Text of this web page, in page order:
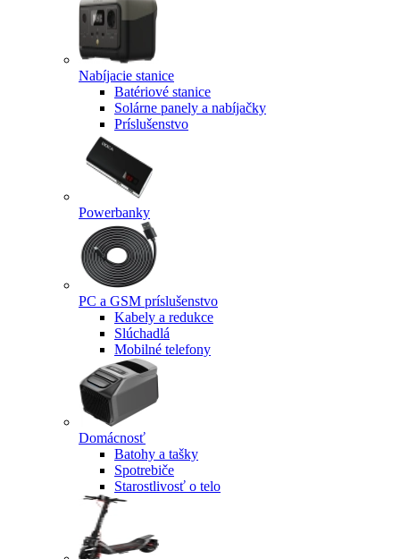
Nabíjacie stanice
Batériové stanice
Solárne panely a nabíjačky
Príslušenstvo
Powerbanky
PC a GSM príslušenstvo
Kabely a redukce
Slúchadlá
Mobilné telefony
Domácnosť
Batohy a tašky
Spotrebiče
Starostlivosť o telo